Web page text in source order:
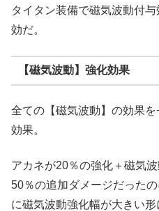
タイタン装備で磁気波動付
効だ。
【磁気波動】強化効果
全ての【磁気波動】の効果
効果。
アカネが20％の強化＋磁気
50％の追加ダメージだった
に磁気波動強化幅が大きい形